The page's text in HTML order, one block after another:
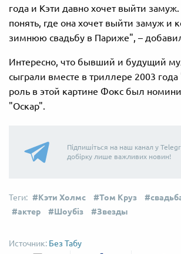
года и Кэти давно хочет выйти
понять, где она хочет выйти замуж и
зимнюю свадьбу в Париже", –
Интересно, что бывший и будущий
сыграли вместе в триллере 2003 года
роль в этой картине Фокс был
"Оскар".
Підпишіться на наш канал у
добірку лише важливих новин!
Кэти Холмс Том Круз
актер
Шоубіз Звезды
Без Табу